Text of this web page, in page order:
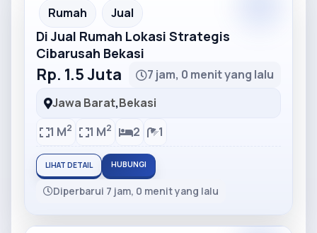
Partner Ad
Rumah Jual
Di Jual Rumah Lokasi Strategis
Cibarusah Bekasi
Rp. 1.5 Juta
7 jam, 0 menit yang lalu
Jawa Barat,Bekasi
1 M2 1 M2 2 1
LIHAT DETAIL HUBUNGI
Diperbarui 7 jam, 0 menit yang lalu